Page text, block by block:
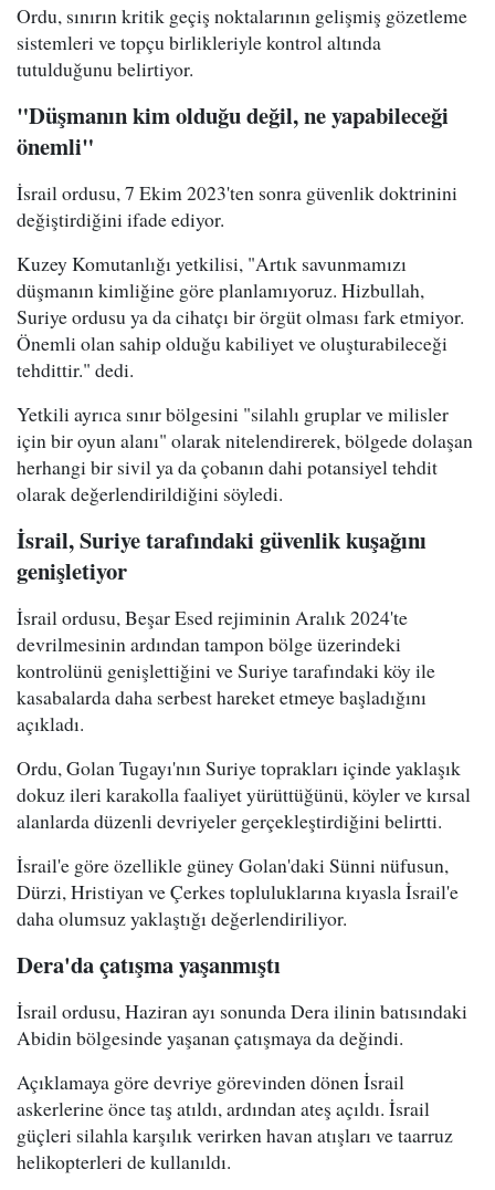
Ordu, sınırın kritik geçiş noktalarının gelişmiş gözetleme
sistemleri ve topçu birlikleriyle kontrol altında
tutulduğunu belirtiyor.
"Düşmanın kim olduğu değil, ne yapabileceği
önemli"
İsrail ordusu, 7 Ekim 2023'ten sonra güvenlik doktrinini
değiştirdiğini ifade ediyor.
Kuzey Komutanlığı yetkilisi, "Artık savunmamızı
düşmanın kimliğine göre planlamıyoruz. Hizbullah,
Suriye ordusu ya da cihatçı bir örgüt olması fark etmiyor.
Önemli olan sahip olduğu kabiliyet ve oluşturabileceği
tehdittir." dedi.
Yetkili ayrıca sınır bölgesini "silahlı gruplar ve milisler
için bir oyun alanı" olarak nitelendirerek, bölgede dolaşan
herhangi bir sivil ya da çobanın dahi potansiyel tehdit
olarak değerlendirildiğini söyledi.
İsrail, Suriye tarafındaki güvenlik kuşağını
genişletiyor
İsrail ordusu, Beşar Esed rejiminin Aralık 2024'te
devrilmesinin ardından tampon bölge üzerindeki
kontrolünü genişlettiğini ve Suriye tarafındaki köy ile
kasabalarda daha serbest hareket etmeye başladığını
açıkladı.
Ordu, Golan Tugayı'nın Suriye toprakları içinde yaklaşık
dokuz ileri karakolla faaliyet yürüttüğünü, köyler ve kırsal
alanlarda düzenli devriyeler gerçekleştirdiğini belirtti.
İsrail'e göre özellikle güney Golan'daki Sünni nüfusun,
Dürzi, Hristiyan ve Çerkes topluluklarına kıyasla İsrail'e
daha olumsuz yaklaştığı değerlendiriliyor.
Dera'da çatışma yaşanmıştı
İsrail ordusu, Haziran ayı sonunda Dera ilinin batısındaki
Abidin bölgesinde yaşanan çatışmaya da değindi.
Açıklamaya göre devriye görevinden dönen İsrail
askerlerine önce taş atıldı, ardından ateş açıldı. İsrail
güçleri silahla karşılık verirken havan atışları ve taarruz
helikopterleri de kullanıldı.